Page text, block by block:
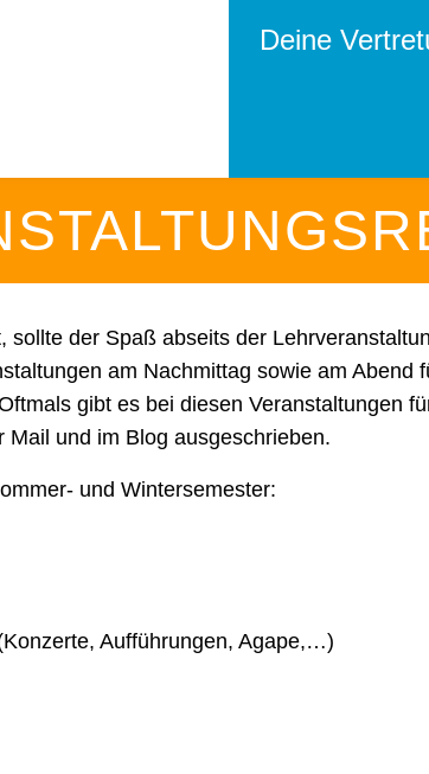
Deine
der Spaß abseits der
am Nachmittag sowie am
gibt es bei diesen Veranstaltungen
und im Blog ausgeschrieben.
und Wintersemester:
Aufführungen, Agape,…)